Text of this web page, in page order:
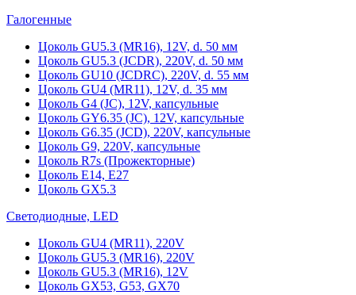
Галогенные
Цоколь GU5.3 (MR16), 12V, d. 50 мм
Цоколь GU5.3 (JCDR), 220V, d. 50 мм
Цоколь GU10 (JCDRC), 220V, d. 55 мм
Цоколь GU4 (MR11), 12V, d. 35 мм
Цоколь G4 (JC), 12V, капсульные
Цоколь GY6.35 (JC), 12V, капсульные
Цоколь G6.35 (JCD), 220V, капсульные
Цоколь G9, 220V, капсульные
Цоколь R7s (Прожекторные)
Цоколь E14, E27
Цоколь GX5.3
Светодиодные, LED
Цоколь GU4 (MR11), 220V
Цоколь GU5.3 (MR16), 220V
Цоколь GU5.3 (MR16), 12V
Цоколь GX53, G53, GX70